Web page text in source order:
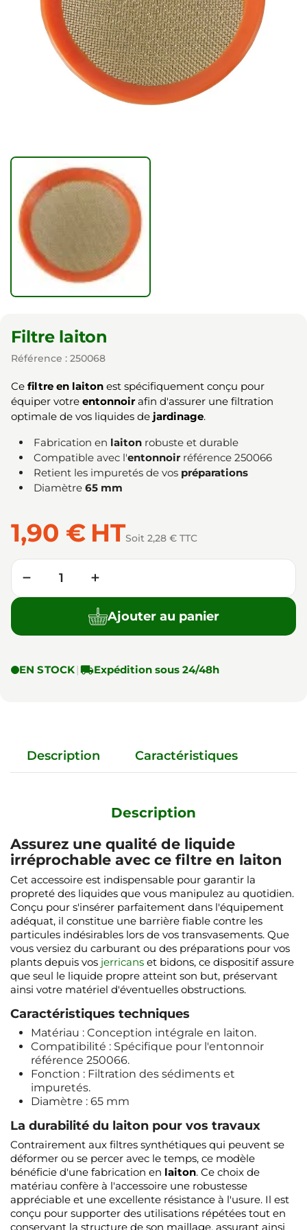
Filtre laiton
Référence : 250068
Ce filtre en laiton est spécifiquement conçu pour
équiper votre entonnoirafin d'assurer une filtration
optimale de vos liquides de jardinage.
Fabrication en laiton robuste et durable
Compatible avec l'entonnoir référence 250066
Retient les impuretés de vos préparations
Diamètre 65 mm
1,90 € HTSoit 2,28 € TTC
Quantité
− +
Ajouter au panier
EN STOCK |Expédition sous 24/48h
Description Caractéristiques
Description
Assurez une qualité de liquide
irréprochable avec ce filtre en laiton
Cet accessoire est indispensable pour garantir la
propreté des liquides que vous manipulez au quotidien.
Conçu pour s'insérer parfaitement dans l'équipement
adéquat, il constitue une barrière fiable contre les
particules indésirables lors de vos transvasements. Que
vous versiez du carburant ou des préparations pour vos
plants depuis vos jerricans et bidons, ce dispositif assure
que seul le liquide propre atteint son but, préservant
ainsi votre matériel d'éventuelles obstructions.
Caractéristiques techniques
Matériau : Conception intégrale en laiton.
Compatibilité : Spécifique pour l'entonnoir
référence 250066.
Fonction : Filtration des sédiments et
impuretés.
Diamètre : 65 mm
La durabilité du laiton pour vos travaux
Contrairement aux filtres synthétiques qui peuvent se
déformer ou se percer avec le temps, ce modèle
bénéficie d'une fabrication en laiton. Ce choix de
matériau confère à l'accessoire une robustesse
appréciable et une excellente résistance à l'usure. Il est
conçu pour supporter des utilisations répétées tout en
conservant la structure de son maillage, assurant ainsi